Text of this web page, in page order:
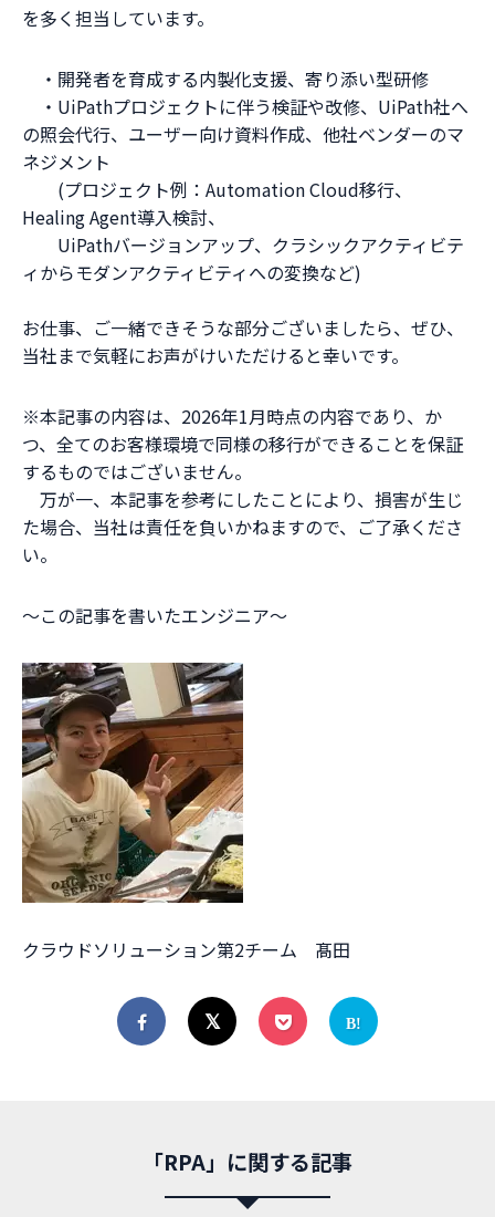
を多く担当しています。
・開発者を育成する内製化支援、寄り添い型研修
・UiPathプロジェクトに伴う検証や改修、UiPath社へ
の照会代行、ユーザー向け資料作成、他社ベンダーのマ
ネジメント
(プロジェクト例：Automation Cloud移行、
Healing Agent導入検討、
UiPathバージョンアップ、クラシックアクティビテ
ィからモダンアクティビティへの変換など)
お仕事、ご一緒できそうな部分ございましたら、ぜひ、
当社まで気軽にお声がけいただけると幸いです。
※本記事の内容は、2026年1月時点の内容であり、か
つ、全てのお客様環境で同様の移行ができることを保証
するものではございません。
万が一、本記事を参考にしたことにより、損害が生じ
た場合、当社は責任を負いかねますので、ご了承くださ
い。
～この記事を書いたエンジニア～
クラウドソリューション第2チーム 髙田
「RPA」に関する記事